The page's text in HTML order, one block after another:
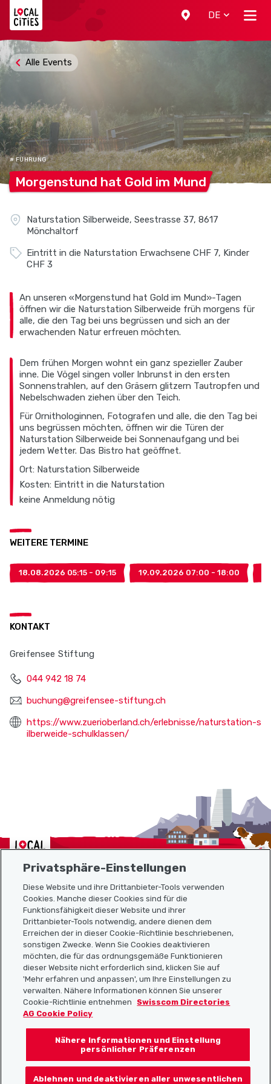
DE
Alle Events
# FÜHRUNG
Morgenstund hat Gold im Mund
Naturstation Silberweide, Seestrasse 37, 8617
Mönchaltorf
Eintritt in die Naturstation Erwachsene CHF 7, Kinder
CHF 3
An unseren «Morgenstund hat Gold im Mund»-Tagen
öffnen wir die Naturstation Silberweide früh morgens für
alle, die den Tag bei uns begrüssen und sich an der
erwachenden Natur erfreuen möchten.
Dem frühen Morgen wohnt ein ganz spezieller Zauber
inne. Die Vögel singen voller Inbrunst in den ersten
Sonnenstrahlen, auf den Gräsern glitzern Tautropfen und
Nebelschwaden ziehen über den Teich.
Für Ornithologinnen, Fotografen und alle, die den Tag bei
uns begrüssen möchten, öffnen wir die Türen der
Naturstation Silberweide bei Sonnenaufgang und bei
jedem Wetter. Das Bistro hat geöffnet.
Ort: Naturstation Silberweide
Kosten: Eintritt in die Naturstation
keine Anmeldung nötig
WEITERE TERMINE
18.08.2026 05:15 - 09:15 19.09.2026 07:00 - 18:00
KONTAKT
Greifensee Stiftung
044 942 18 74
buchung@greifensee-stiftung.ch
https://www.zuerioberland.ch/erlebnisse/naturstation-s
ilberweide-schulklassen/
Localcities
Sitemap
Nützliche Links
Localcities App herunterladen
Folgt uns auf:
Privatsphäre-Einstellungen
Diese Website und ihre Drittanbieter-Tools verwenden
Cookies. Manche dieser Cookies sind für die
Funktionsfähigkeit dieser Website und ihrer
Drittanbieter-Tools notwendig, andere dienen dem
Erreichen der in dieser Cookie-Richtlinie beschriebenen,
sonstigen Zwecke. Wenn Sie Cookies deaktivieren
möchten, die für das ordnungsgemäße Funktionieren
dieser Website nicht erforderlich sind, klicken Sie auf
'Mehr erfahren und anpassen', um Ihre Einstellungen zu
verwalten. Nähere Informationen können Sie unserer
Cookie-Richtlinie entnehmen
Swisscom Directories
AG Cookie Policy
Nähere Informationen und Einstellung
persönlicher Präferenzen
Ablehnen und deaktivieren aller unwesentlichen